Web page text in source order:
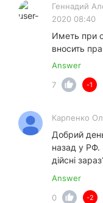
Геннадий
2020 08:40
Иметь при
вносить
Answer
7
-1
Карпенко
Добрий
назад у РФ.
дійсні
Answer
0
-2